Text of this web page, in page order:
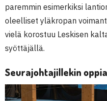
paremmin esimerkiksi
oleelliset yläkropan
vielä korostuu Leskisen
syöttäjällä.
Seurajohtajillekin oppia